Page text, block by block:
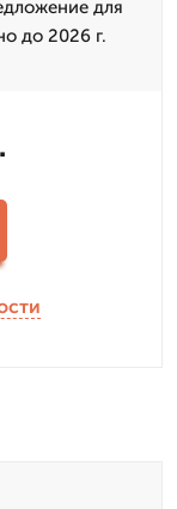
для
до 2026 г.